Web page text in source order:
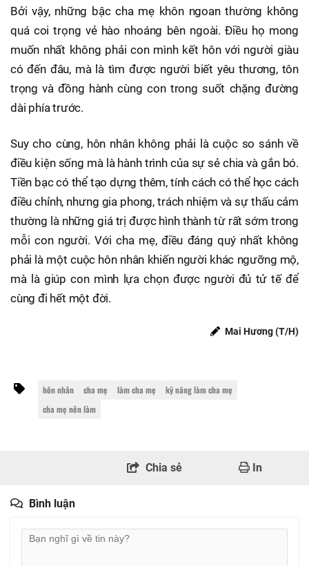
Bởi vậy, những bậc cha mẹ khôn ngoan thường không
quá coi trọng vẻ hào nhoáng bên ngoài. Điều họ mong
muốn nhất không phải con mình kết hôn với người giàu
có đến đâu, mà là tìm được người biết yêu thương, tôn
trọng và đồng hành cùng con trong suốt chặng đường
dài phía trước.
Suy cho cùng, hôn nhân không phải là cuộc so sánh về
điều kiện sống mà là hành trình của sự sẻ chia và gắn bó.
Tiền bạc có thể tạo dựng thêm, tính cách có thể học cách
điều chỉnh, nhưng gia phong, trách nhiệm và sự thấu cảm
thường là những giá trị được hình thành từ rất sớm trong
mỗi con người. Với cha mẹ, điều đáng quý nhất không
phải là một cuộc hôn nhân khiến người khác ngưỡng mộ,
mà là giúp con mình lựa chọn được người đủ tử tế để
cùng đi hết một đời.
Mai Hương (T/H)
hôn nhân cha mẹ làm cha mẹ
kỹ năng làm cha mẹ
cha mẹ nên làm
Chia sẻ In
Bình luận